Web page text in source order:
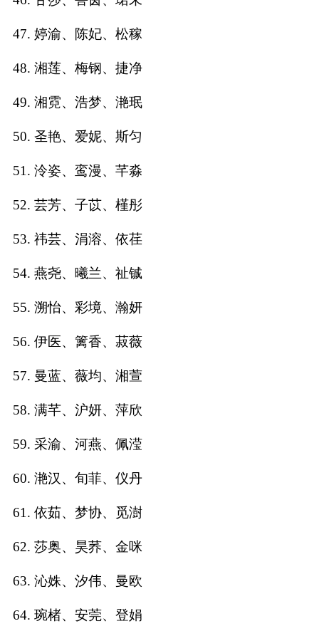
47. 婷渝、陈妃、松稼
48. 湘莲、梅钢、捷净
49. 湘霓、浩梦、滟珉
50. 圣艳、爱妮、斯匀
51. 泠姿、鸾漫、芊淼
52. 芸芳、子苡、槿彤
53. 祎芸、涓溶、依荏
54. 燕尧、曦兰、祉铖
55. 溯怡、彩境、瀚妍
56. 伊医、篱香、菽薇
57. 曼蓝、薇均、湘萱
58. 满芊、沪妍、萍欣
59. 采渝、河燕、佩滢
60. 滟汉、旬菲、仪丹
61. 依茹、梦协、觅澍
62. 莎奥、昊荞、金咪
63. 沁姝、汐伟、曼欧
64. 琬楮、安莞、登娟